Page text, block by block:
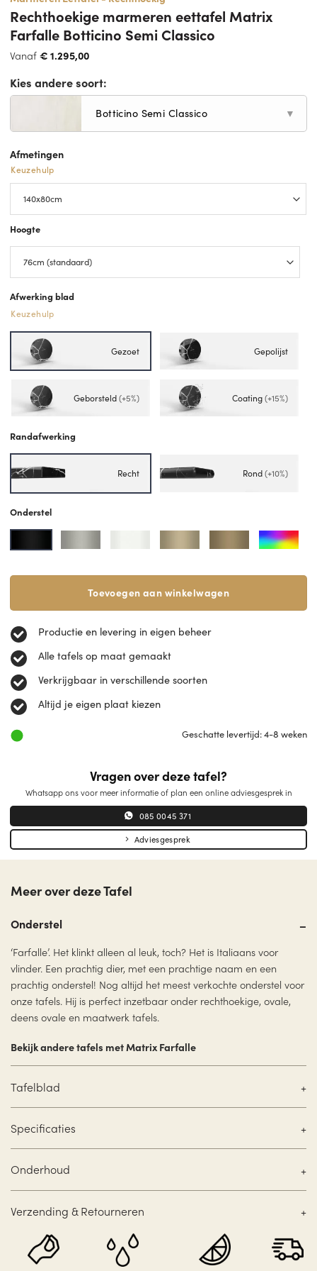
Rechthoekige marmeren eettafel Matrix
Farfalle Botticino Semi Classico
Vanaf€ 1.295,00
Kies andere soort:
Botticino Semi Classico ▼
Afmetingen
Keuzehulp
Hoogte
Afwerking blad
Keuzehulp
Gezoet Gepolijst
Geborsteld(+5%) Coating(+15%)
Randafwerking
Recht Rond(+10%)
Onderstel
Toevoegen aan winkelwagen
Productie en levering in eigen beheer
Alle tafels op maat gemaakt
Verkrijgbaar in verschillende soorten
Altijd je eigen plaat kiezen
Geschatte levertijd: 4-8 weken
Vragen over deze tafel?
Whatsapp ons voor meer informatie of plan een online adviesgesprek in
085 0045 371
Adviesgesprek
Meer over deze Tafel
Onderstel
‘Farfalle’. Het klinkt alleen al leuk, toch? Het is Italiaans voor
vlinder. Een prachtig dier, met een prachtige naam en een
prachtig onderstel! Nog altijd het meest verkochte onderstel voor
onze tafels. Hij is perfect inzetbaar onder rechthoekige, ovale,
deens ovale en maatwerk tafels.
Bekijk andere tafels met Matrix Farfalle
Tafelblad
Specificaties
Onderhoud
Verzending & Retourneren